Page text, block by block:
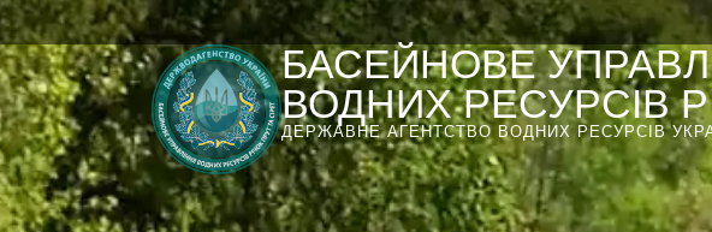
БАСЕЙНОВЕ
ВОДНИХ РЕСУРСІВ
ДЕРЖАВНЕ АГЕНТСТВО ВОДНИХ РЕСУРСІВ